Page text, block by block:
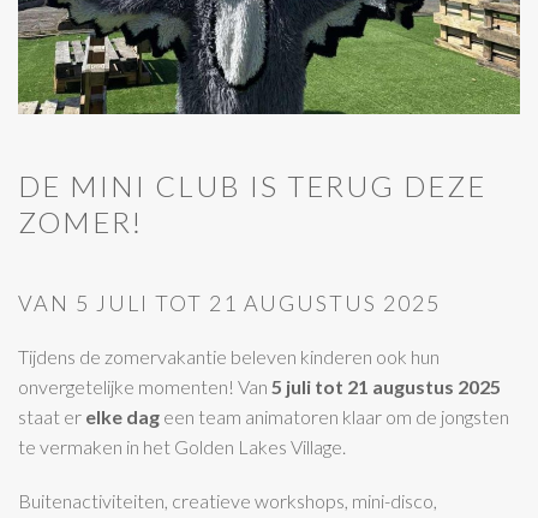
DE MINI CLUB IS TERUG DEZE
ZOMER!
VAN 5 JULI TOT 21 AUGUSTUS 2025
Tijdens de zomervakantie beleven kinderen ook hun
onvergetelijke momenten! Van 5 juli tot 21 augustus 2025
staat er elke dag een team animatoren klaar om de jongsten
te vermaken in het Golden Lakes Village.
Buitenactiviteiten, creatieve workshops, mini-disco,